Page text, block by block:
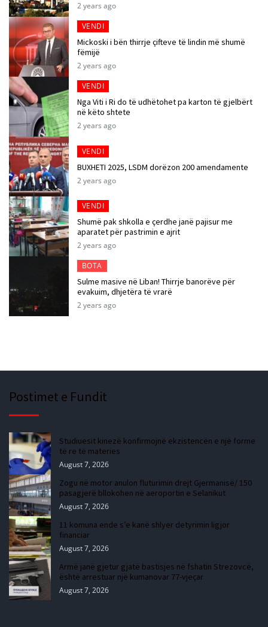
2 years ago
VENDI
Mickoski i bën thirrje çifteve të lindin më shumë
fëmijë
2 years ago
VENDI
Nga Viti i Ri do të udhëtohet pa karton të gjelbërt
në këto shtete
2 years ago
VENDI
BUXHETI 2025, LSDM dorëzon 200 amendamente
2 years ago
VENDI
Shumë pak shkolla e çerdhe janë pajisur me
aparatet për pastrimin e ajrit
2 years ago
BOTA
Sulme masive në Liban! Thirrje banorëve për
evakuim, dhjetëra të vrarë
2 years ago
Postimet e Fundit
Studiuesit kinezë konfirmojnë ekzistencën e një forme
të re të materies
August 7, 2026
Zogu në motor anulon fluturimin drejt Gjermanisë/ 150
pasagjerë bllokohen në aeroportin e Selanikut
August 7, 2026
11 komuna ende s’e kanë shlyer detyrimin ligjor
financiar
August 7, 2026
Armë janë gjetur gjatë bastisjes në fshatin Strezovcë,
është arrestuar një kumanovar 77-vjeçar
August 7, 2026